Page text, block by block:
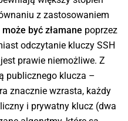
z zastosowaniem
może być złamane poprzez
odczytanie kluczy SSH
prawie niemożliwe. Z
publicznego klucza –
znacznie wzrasta, każdy
i prywatny klucz (dwa